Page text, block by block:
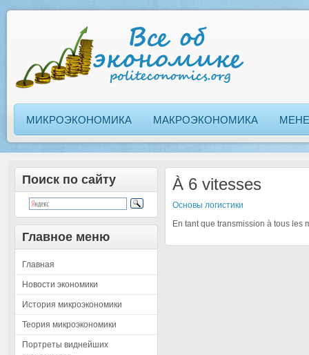
МИКРОЭКОНОМИКА МАКРОЭКОНОМИКА
Поиск по сайту
Главное меню
Главная
Новости экономики
История микроэкономики
Теория микроэкономики
Портреты виднейших
À 6 vitesses
Основы логистики
En tant que transmission à tous les